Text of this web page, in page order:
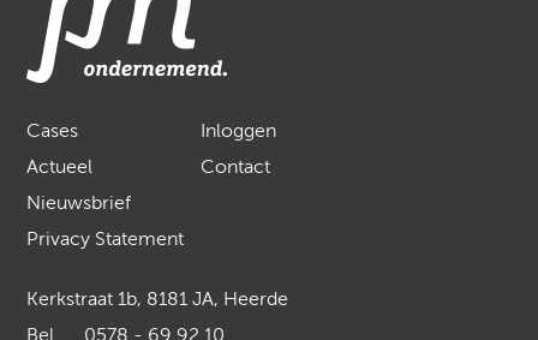
Cases
Actueel
Nieuwsbrief
Privacy Statement
Inloggen
Contact
Kerkstraat 1b, 8181 JA, Heerde
Bel
0578 - 69 92 10